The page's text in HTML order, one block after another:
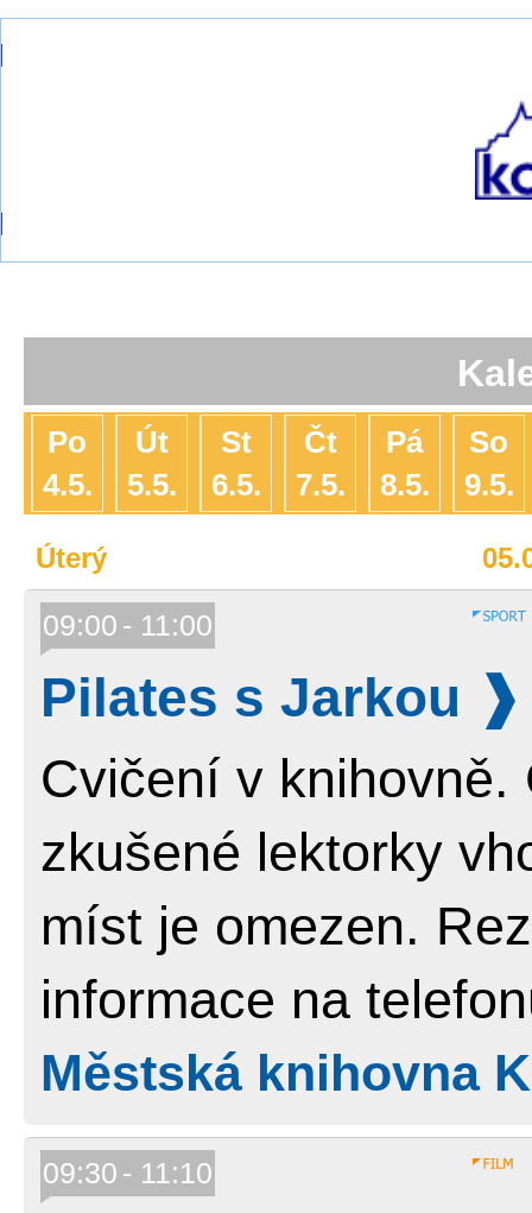
Po
4.5.
Út
5.5.
St
6.5.
Čt
7.5.
Pá
8.5.
So
9.5.
Úterý
09:00 11:00
Pilates s Jarkou
Cvičení v
zkušené lektorky
míst je omezen.
informace na
Městská knihovna
09:30 11:10